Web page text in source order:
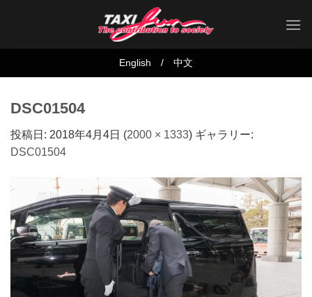
English / 中文
DSC01504
投稿日: 2018年4月4日 (2000 × 1333) ギャラリー:
DSC01504